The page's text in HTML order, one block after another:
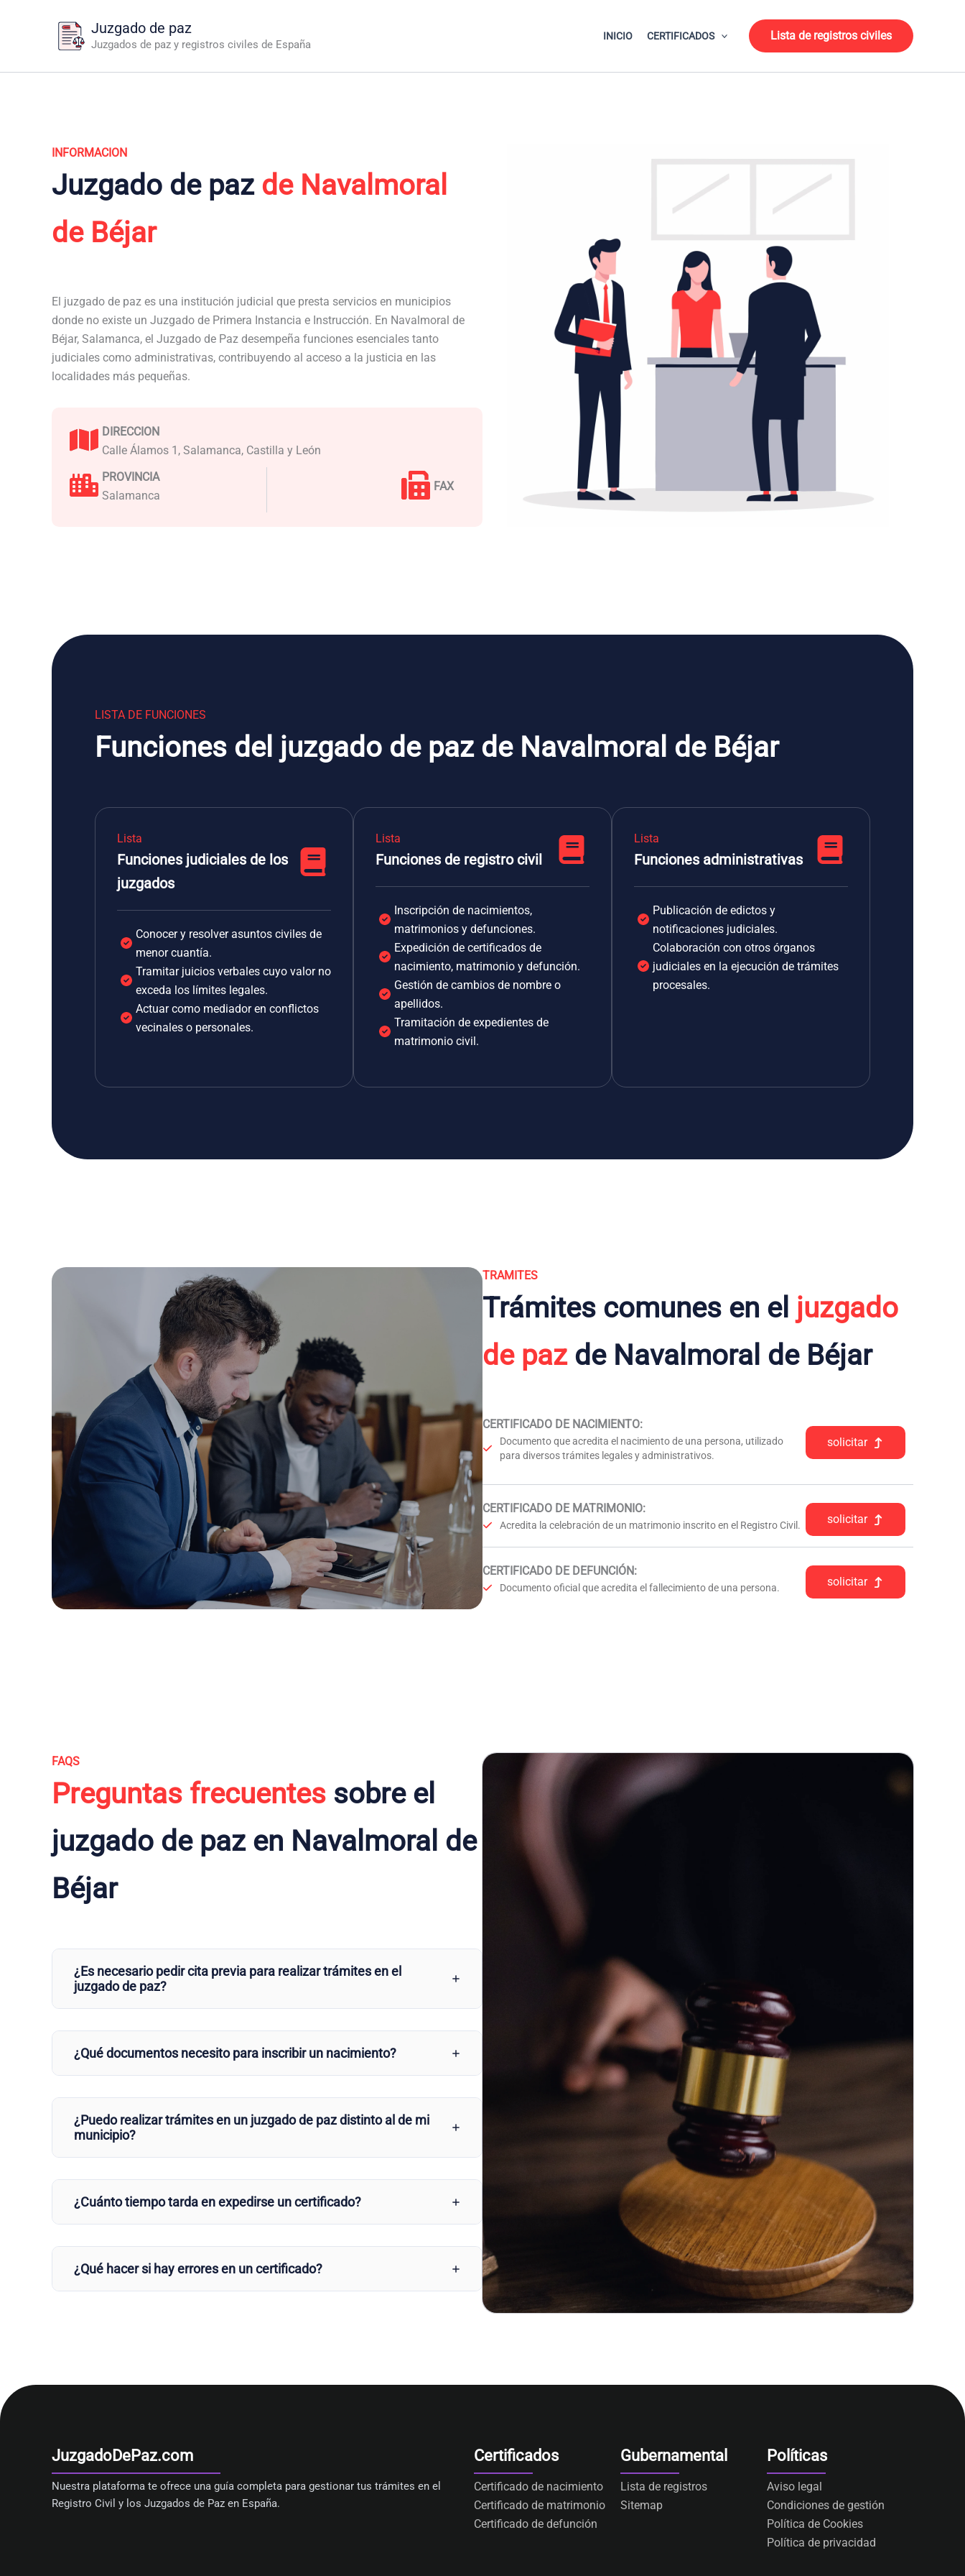
Juzgado de paz
Juzgados de paz y registros civiles de España
INICIO CERTIFICADOS Lista de registros civiles
INFORMACION
Juzgado de paz de Navalmoral
de Béjar
El juzgado de paz es una institución judicial que presta servicios en municipios
donde no existe un Juzgado de Primera Instancia e Instrucción. En Navalmoral de
Béjar, Salamanca, el Juzgado de Paz desempeña funciones esenciales tanto
judiciales como administrativas, contribuyendo al acceso a la justicia en las
localidades más pequeñas.
DIRECCION
Calle Álamos 1, Salamanca, Castilla y León
PROVINCIA
Salamanca
FAX
LISTA DE FUNCIONES
Funciones del juzgado de paz de Navalmoral de Béjar
Lista
Funciones judiciales de los
juzgados
Conocer y resolver asuntos civiles de
menor cuantía.
Tramitar juicios verbales cuyo valor no
exceda los límites legales.
Actuar como mediador en conflictos
vecinales o personales.
Lista
Funciones de registro civil
Inscripción de nacimientos,
matrimonios y defunciones.
Expedición de certificados de
nacimiento, matrimonio y defunción.
Gestión de cambios de nombre o
apellidos.
Tramitación de expedientes de
matrimonio civil.
Lista
Funciones administrativas
Publicación de edictos y
notificaciones judiciales.
Colaboración con otros órganos
judiciales en la ejecución de trámites
procesales.
TRAMITES
Trámites comunes en el juzgado
de pazde Navalmoral de Béjar
CERTIFICADO DE NACIMIENTO:
Documento que acredita el nacimiento de una persona, utilizado
para diversos trámites legales y administrativos.
solicitar
CERTIFICADO DE MATRIMONIO:
Acredita la celebración de un matrimonio inscrito en el Registro Civil. solicitar
CERTIFICADO DE DEFUNCIÓN:
Documento oficial que acredita el fallecimiento de una persona. solicitar
FAQS
Preguntas frecuentes sobre el
juzgado de paz en Navalmoral de
Béjar
¿Es necesario pedir cita previa para realizar trámites en el
juzgado de paz?
¿Qué documentos necesito para inscribir un nacimiento?
¿Puedo realizar trámites en un juzgado de paz distinto al de mi
municipio?
¿Cuánto tiempo tarda en expedirse un certificado?
¿Qué hacer si hay errores en un certificado?
JuzgadoDePaz.com
Nuestra plataforma te ofrece una guía completa para gestionar tus trámites en el
Registro Civil y los Juzgados de Paz en España.
Certificados
Certificado de nacimiento
Certificado de matrimonio
Certificado de defunción
Gubernamental
Lista de registros
Sitemap
Políticas
Aviso legal
Condiciones de gestión
Política de Cookies
Política de privacidad